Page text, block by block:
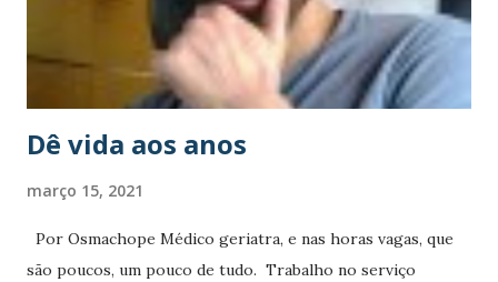
que vê, mas o olhar de vocês, de alguma maneira, sinaliza
que está tudo bem – que ainda somos desejáveis, embora já
não sejamos jovens. Ac...
Dê vida aos anos
março 15, 2021
Por Osmachope Médico geriatra, e nas horas vagas, que
são poucos, um pouco de tudo. Trabalho no serviço